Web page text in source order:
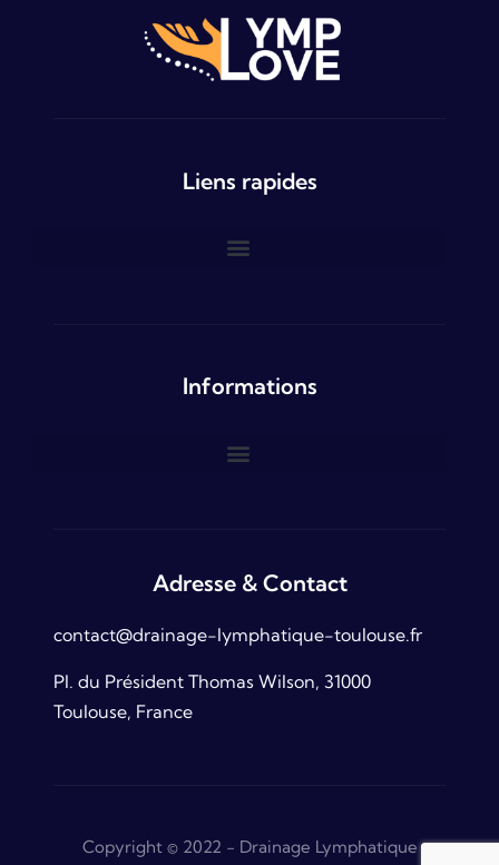
Liens rapides
Informations
Adresse & Contact
contact@drainage-lymphatique-toulouse.fr
Pl. du Président Thomas Wilson, 31000
Toulouse, France
Copyright © 2022 - Drainage Lymphatique